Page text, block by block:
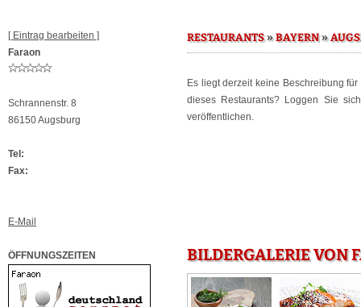
[ Eintrag bearbeiten ]
Faraon
Schrannenstr. 8
86150 Augsburg
Tel:
Fax:
E-Mail
ÖFFNUNGSZEITEN
RESTAURANTS»BAYERN»
Es liegt derzeit keine Beschreibung
dieses Restaurants? Loggen Sie
veröffentlichen.
BILDERGALERIE VON